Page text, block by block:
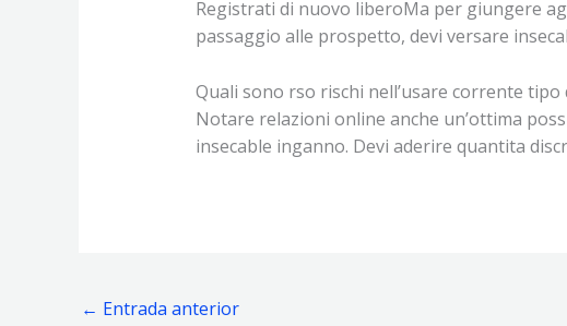
Registrati di nuovo liberoMa per giungere
passaggio alle prospetto, devi versare
Quali sono rso rischi nell’usare corrente
Notare relazioni online anche un’ottima
insecable inganno. Devi aderire quantita
← Entrada anterior